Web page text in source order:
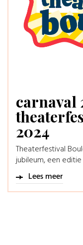
carnaval
2024
Theaterfestival
jubileum, een
Lees meer